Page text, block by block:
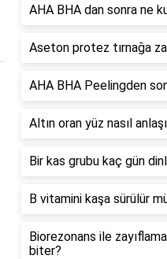
AHA BHA dan sonra ne
Aseton protez tırnağa
AHA BHA Peelingden
Altın oran yüz nasıl
Bir kas grubu kaç gün
B vitamini kaşa sürülür
Biorezonans ile
biter?